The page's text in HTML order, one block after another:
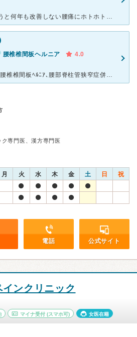
何をしても、何処へ行こうと何年も改善しない腰痛にホトホト疲れている毎日でした。 原点に戻ってもう一度整形外科でも訪れてみようかと病院探しをしていた時に目に付いたのがペインクリニックでした。 ペイン
腰椎椎間板ヘルニア
4.0
＊現在整形外科に通院中(腰椎椎間板ﾍﾙﾆｱ､腰部脊柱管狭窄症併発/投薬治療中) 近頃投薬のみでは効き目が薄くなり発病時と同じくｼﾋﾞﾚにより歩行困難になる｡ 整形外科では今後手術を勧められ(注射お
専門医、漢方専門医
月 火 水 木 金 土 日 祝
電話 公式サイト
ンクリニック
マイナ受付 (スマホ可) 女医在籍